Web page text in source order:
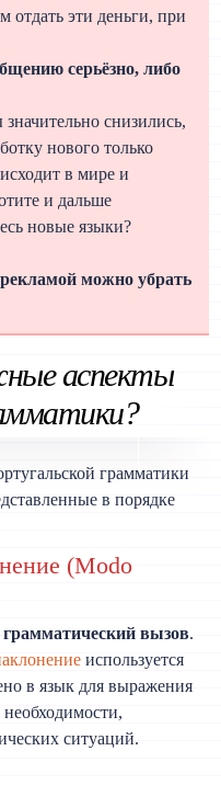
отдать эти деньги, при
серьёзно, либо
снизились,
нового только
в мире и
и дальше
новые языки?
можно убрать
аспекты
грамматики
в порядке
(Modo
вызов.
используется
в язык для выражения
ситуаций.